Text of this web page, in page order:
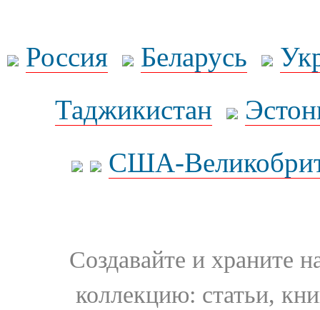
Россия Беларусь
Таджикистан
США-
Создавайте и храните
коллекцию: статьи,